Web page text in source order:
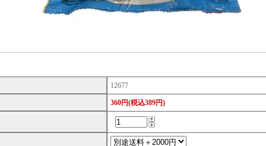
12677
360円(税込389円)